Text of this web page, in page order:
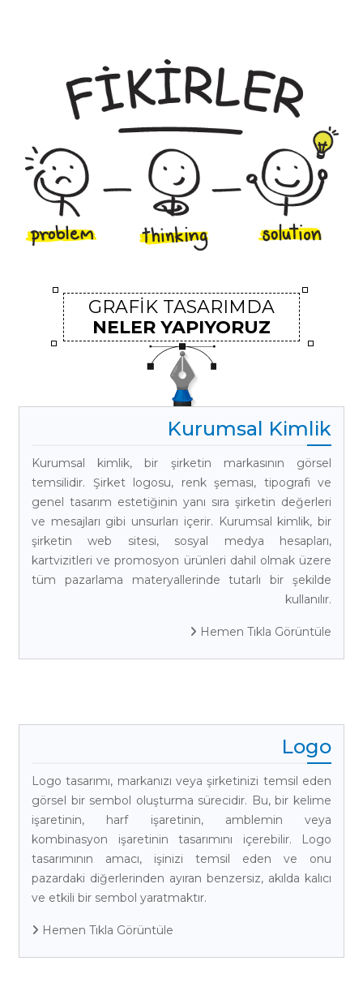
9
GRAFİK TASARIMDA
NELER YAPIYORUZ
Kurumsal Kimlik
Kurumsal kimlik, bir şirketin markasının görsel
temsilidir. Şirket logosu, renk şeması, tipografi ve
genel tasarım estetiğinin yanı sıra şirketin değerleri
ve mesajları gibi unsurları içerir. Kurumsal kimlik, bir
şirketin web sitesi, sosyal medya hesapları,
kartvizitleri ve promosyon ürünleri dahil olmak üzere
tüm pazarlama materyallerinde tutarlı bir şekilde
kullanılır.
Hemen Tıkla Görüntüle
Logo
Logo tasarımı, markanızı veya şirketinizi temsil eden
görsel bir sembol oluşturma sürecidir. Bu, bir kelime
işaretinin, harf işaretinin, amblemin veya
kombinasyon işaretinin tasarımını içerebilir. Logo
tasarımının amacı, işinizi temsil eden ve onu
pazardaki diğerlerinden ayıran benzersiz, akılda kalıcı
ve etkili bir sembol yaratmaktır.
Hemen Tıkla Görüntüle